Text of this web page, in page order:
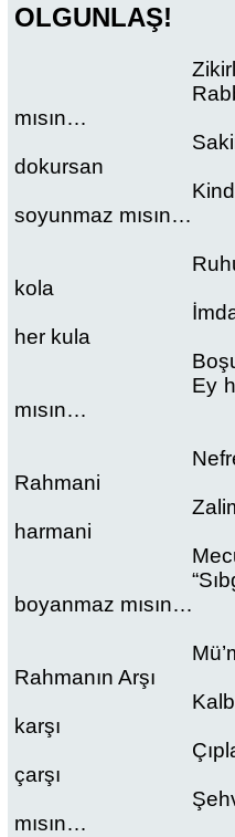
OLGUNLAŞ!
mısın…
dokursan
soyunmaz mısın…
kola
her kula
Ey
mısın…
Rahmani
harmani
boyanmaz mısın…
Rahmanın Arşı
karşı
çarşı
mısın…